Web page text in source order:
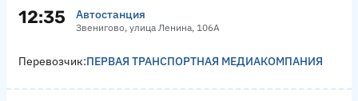
12:35 Автостанция
Звенигово, улица Ленина, 106А
Перевозчик:ПЕРВАЯ ТРАНСПОРТНАЯ МЕДИАКОМПАНИЯ